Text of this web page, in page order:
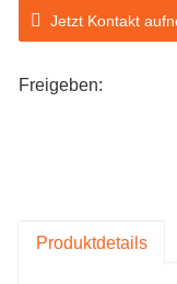
gemäß den
Zertifikate wie
garantiert
werden.
Jetzt Kontakt
Freigeben:
Produktdetails